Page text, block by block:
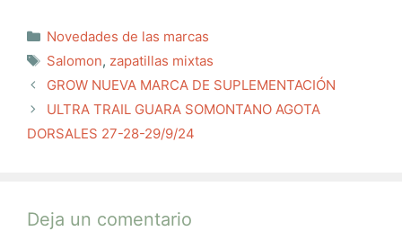
Categorías
Novedades de las marcas
Etiquetas
Salomon, zapatillas mixtas
GROW NUEVA MARCA DE SUPLEMENTACIÓN
ULTRA TRAIL GUARA SOMONTANO AGOTA
DORSALES 27-28-29/9/24
Deja un comentario